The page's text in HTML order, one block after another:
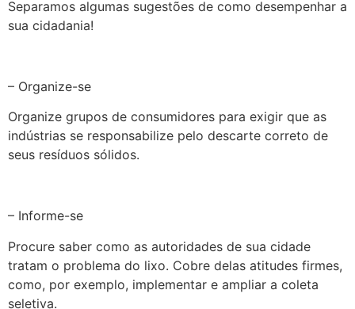
Separamos algumas sugestões de como desempenhar a
sua cidadania!
– Organize-se
Organize grupos de consumidores para exigir que as
indústrias se responsabilize pelo descarte correto de
seus resíduos sólidos.
– Informe-se
Procure saber como as autoridades de sua cidade
tratam o problema do lixo. Cobre delas atitudes firmes,
como, por exemplo, implementar e ampliar a coleta
seletiva.